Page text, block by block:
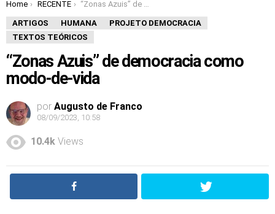
You are here:
Home RECENTE “Zonas Azuis” de democracia como modo-de-vida
ARTIGOS HUMANA
PROJETO DEMOCRACIA
TEXTOS TEÓRICOS
“Zonas Azuis” de democracia como
modo-de-vida
por Augusto de Franco
08/09/2023, 10:58
10.4k Views